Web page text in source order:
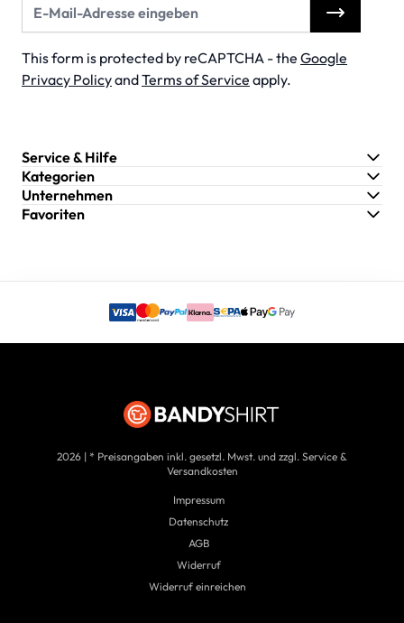
This form is protected by reCAPTCHA - the Google
Privacy PolicyandTerms of Service apply.
Service & Hilfe
Kategorien
Unternehmen
Favoriten
2026 | * Preisangaben inkl. gesetzl. Mwst. und zzgl. Service &
Versandkosten
Impressum
Datenschutz
AGB
Widerruf
Widerruf einreichen